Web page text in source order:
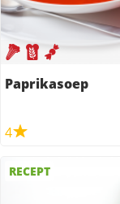
Paprikasoep
4
RECEPT